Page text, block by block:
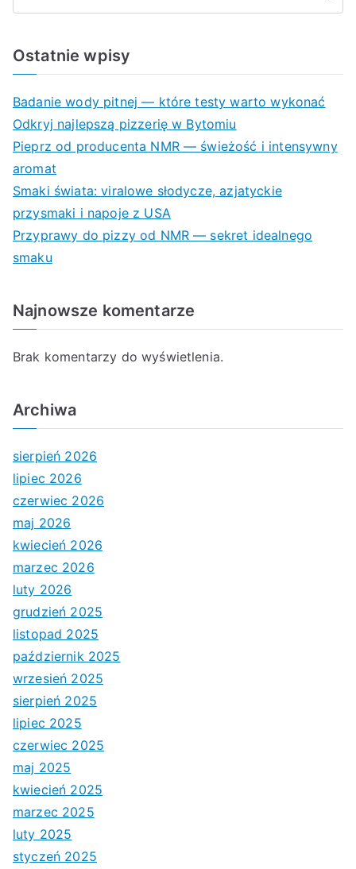
Ostatnie wpisy
Badanie wody pitnej — które testy warto wykonać
Odkryj najlepszą pizzerię w Bytomiu
Pieprz od producenta NMR — świeżość i intensywny
aromat
Smaki świata: viralowe słodycze, azjatyckie
przysmaki i napoje z USA
Przyprawy do pizzy od NMR — sekret idealnego
smaku
Najnowsze komentarze
Brak komentarzy do wyświetlenia.
Archiwa
sierpień 2026
lipiec 2026
czerwiec 2026
maj 2026
kwiecień 2026
marzec 2026
luty 2026
grudzień 2025
listopad 2025
październik 2025
wrzesień 2025
sierpień 2025
lipiec 2025
czerwiec 2025
maj 2025
kwiecień 2025
marzec 2025
luty 2025
styczeń 2025